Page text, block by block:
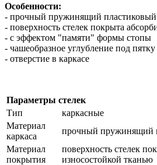
Особенности:
- прочный пружинящий пластиковый
- поверхность стелек покрыта
- с эффектом "памяти" формы стопы
- чашеобразное углубление под пятку
- отверстие в каркасе
Параметры стелек
Тип
каркасные
Материал
каркаса
прочный пружинящий
Материал
покрытия
поверхность стелек
износостойкой тканью